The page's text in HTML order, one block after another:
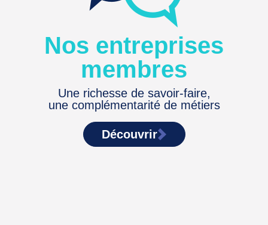
Nos entreprises
membres
Une richesse de savoir-faire,
une complémentarité de métiers
Découvrir